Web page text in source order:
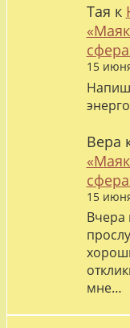
Тая к
15
Вера
15
Вчера
мне…